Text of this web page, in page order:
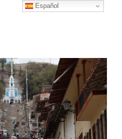
Español